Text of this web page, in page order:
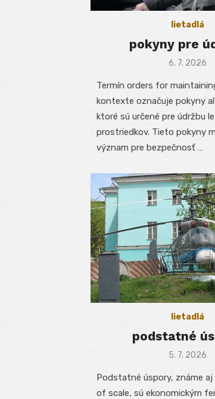
lietadlá
pokyny pre
Posted
6. 7. 2026
Termín orders for
kontexte označuje pokyny
ktoré sú určené pre údržbu
prostriedkov. Tieto pokyny
význam pre bezpečnosť …
lietadlá
podstatné
Posted
5. 7. 2026
Podstatné úspory, známe aj
of scale, sú ekonomickým